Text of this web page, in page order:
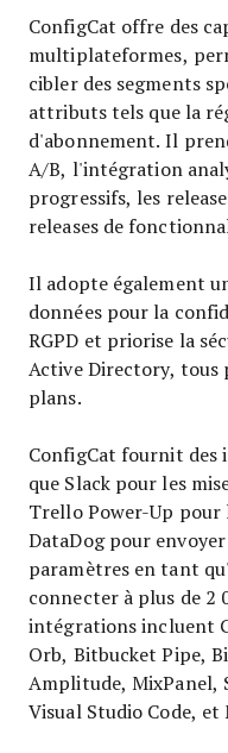
ConfigCat offre des
multiplateformes,
cibler des segments
attributs tels que la
d'abonnement. Il
A/B, l'intégration
progressifs, les
releases de
Il adopte également
données pour la
RGPD et priorise la
Active Directory, tous
plans.
ConfigCat fournit
que Slack pour les
Trello Power-Up
DataDog pour
paramètres en tant
connecter à plus de 2
intégrations incluent
Orb, Bitbucket Pipe,
Amplitude, MixPanel,
Visual Studio Code, et